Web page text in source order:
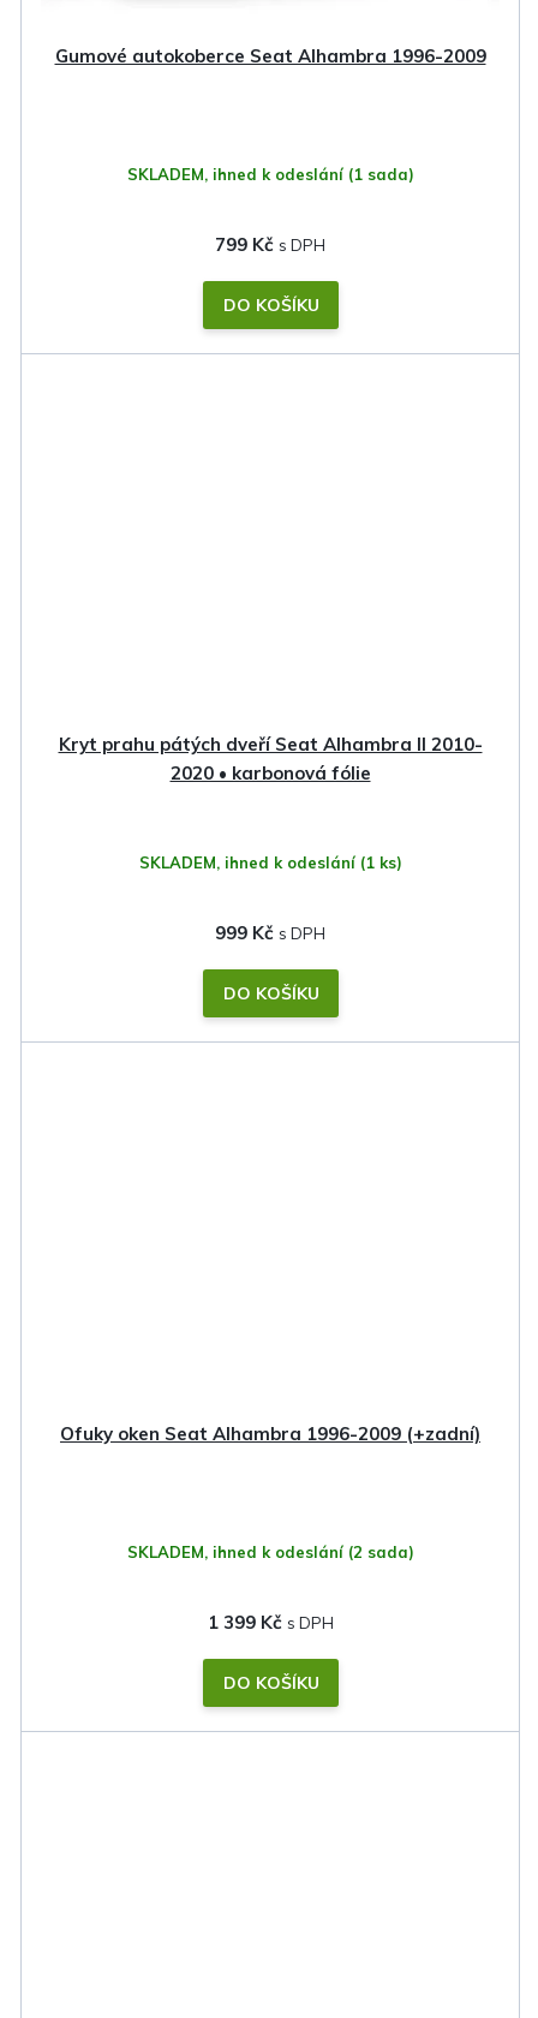
Gumové autokoberce Seat Alhambra 1996-2009
SKLADEM, ihned k odeslání (1 sada)
799 Kč
DO KOŠÍKU
Kryt prahu pátých dveří Seat Alhambra II 2010-
2020 • karbonová fólie
SKLADEM, ihned k odeslání (1 ks)
999 Kč
DO KOŠÍKU
Ofuky oken Seat Alhambra 1996-2009 (+zadní)
SKLADEM, ihned k odeslání (2 sada)
1 399 Kč
DO KOŠÍKU